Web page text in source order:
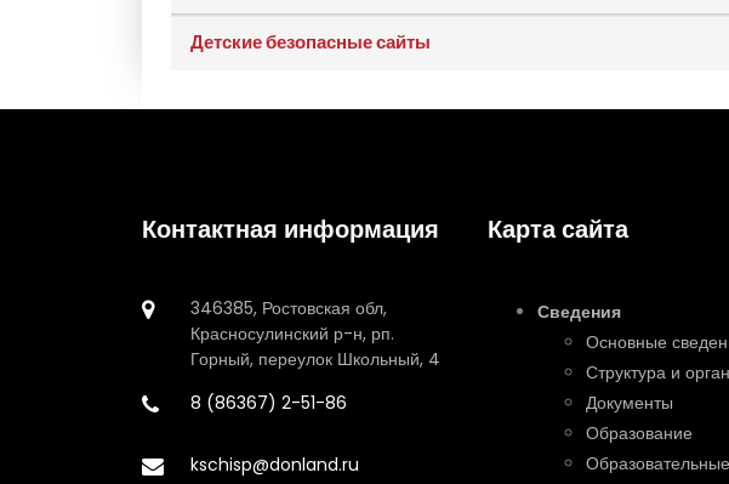
Детские безопасные сайты
Контактная информация
346385, Ростовская обл,
Красносулинский р-н, рп.
Горный, переулок Школьный, 4
8 (86367) 2-51-86
kschisp@donland.ru
Карта сайта
Сведения
Основные
Структура и
Документы
Образование